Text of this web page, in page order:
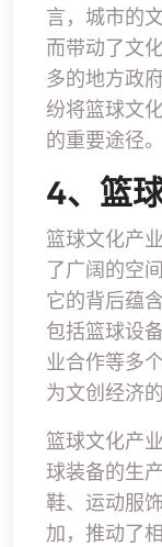
言，城市的
而带动了文
多的地方政
纷将篮球文
的重要途径。
4、篮
篮球文化产
了广阔的空
它的背后蕴
包括篮球设
业合作等多
为文创经济
篮球文化产
球装备的生
鞋、运动服
加，推动了